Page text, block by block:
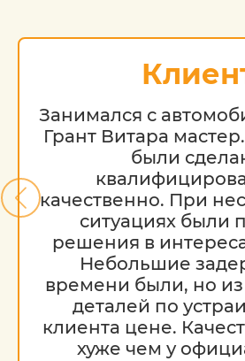
Занимался с
Грант Витара
были
качественно. При
ситуациях были
решения в
Небольшие
времени были, но из
деталей по
клиента цене.
хуже чем у